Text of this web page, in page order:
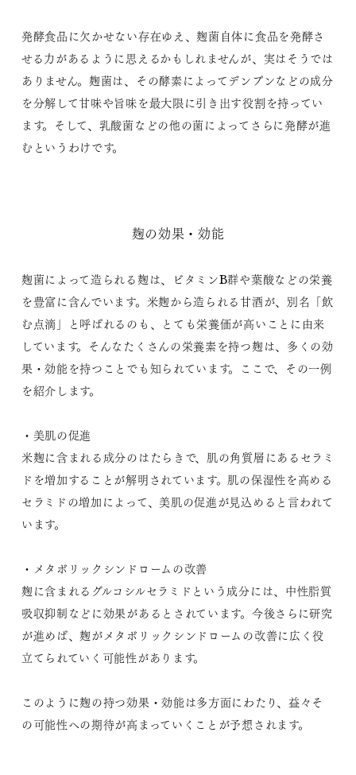
発酵食品に欠かせない存在ゆえ、麹菌自体に食品を発酵さ
せる力があるように思えるかもしれませんが、実はそうでは
ありません。麹菌は、その酵素によってデンプンなどの成分
を分解して甘味や旨味を最大限に引き出す役割を持ってい
ます。そして、乳酸菌などの他の菌によってさらに発酵が進
むというわけです。
麹の効果・効能
麹菌によって造られる麹は、ビタミンB群や葉酸などの栄養
を豊富に含んでいます。米麹から造られる甘酒が、別名「飲
む点滴」と呼ばれるのも、とても栄養価が高いことに由来
しています。そんなたくさんの栄養素を持つ麹は、多くの効
果・効能を持つことでも知られています。ここで、その一例
を紹介します。
・美肌の促進
米麹に含まれる成分のはたらきで、肌の角質層にあるセラミ
ドを増加することが解明されています。肌の保湿性を高める
セラミドの増加によって、美肌の促進が見込めると言われて
います。
・メタボリックシンドロームの改善
麹に含まれるグルコシルセラミドという成分には、中性脂質
吸収抑制などに効果があるとされています。今後さらに研究
が進めば、麹がメタボリックシンドロームの改善に広く役
立てられていく可能性があります。
このように麹の持つ効果・効能は多方面にわたり、益々そ
の可能性への期待が高まっていくことが予想されます。